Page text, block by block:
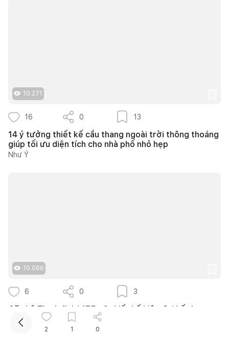
10.271
16 0 13
14 ý tưởng thiết kế cầu thang ngoài trời thông thoáng
giúp tối ưu diện tích cho nhà phố nhỏ hẹp
Như Ý
10.066
6 0 3
Căn hộ The Infiniti 175m2 thiết kế hiện đại kết hợp
nghệ thuật Modern Art đầy cảm xúc
139DESIGN2 1 0